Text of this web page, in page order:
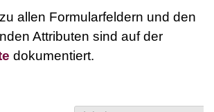
allen Formularfeldern und den
Attributen sind auf der
dokumentiert.